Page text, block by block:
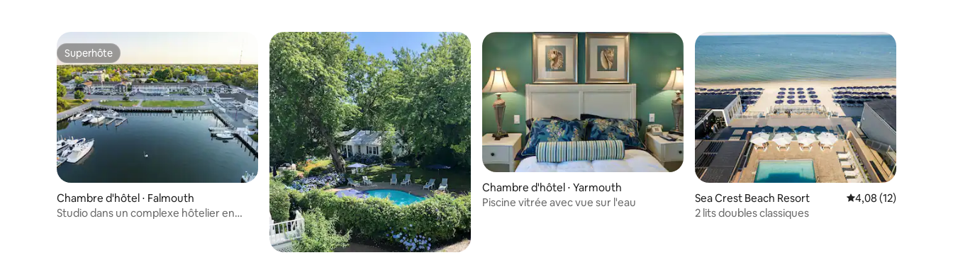
Superhôte
Superhôte
Chambre d'hôtel ⋅ Falmouth
Studio dans un complexe hôtelier en
Chambre d'hôtel ⋅ Yarmouth
Piscine vitrée avec vue sur l'eau
Sea Crest Beach Resort Évaluation moyenne
4,08 (12)
2 lits doubles classiques